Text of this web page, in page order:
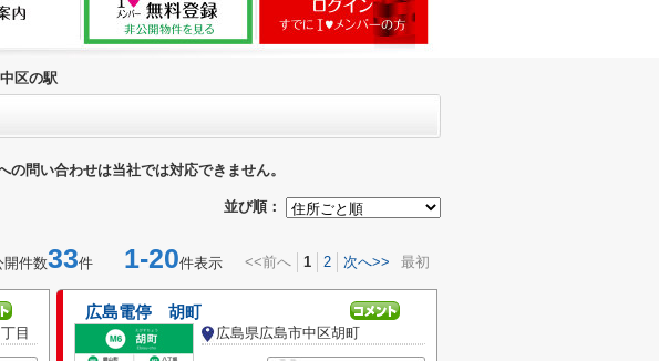
区の駅
問い合わせは当社では対応できません。
並び順：
開件数33件 1-20件表示 <<前へ 1 2 次へ>> 最初
目
広島電停 胡町
広島県広島市中区胡町